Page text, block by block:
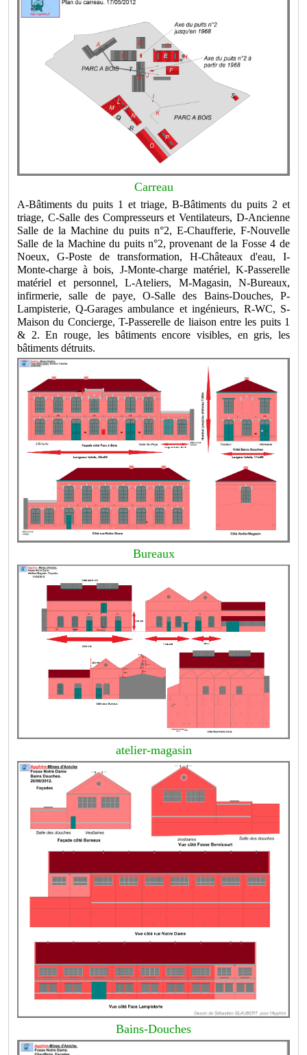
Carreau
A-Bâtiments du puits 1 et triage, B-Bâtiments du puits 2 et
triage, C-Salle des Compresseurs et Ventilateurs, D-Ancienne
Salle de la Machine du puits n°2, E-Chaufferie, F-Nouvelle
Salle de la Machine du puits n°2, provenant de la Fosse 4 de
Noeux, G-Poste de transformation, H-Châteaux d'eau, I-
Monte-charge à bois, J-Monte-charge matériel, K-Passerelle
matériel et personnel, L-Ateliers, M-Magasin, N-Bureaux,
infirmerie, salle de paye, O-Salle des Bains-Douches, P-
Lampisterie, Q-Garages ambulance et ingénieurs, R-WC, S-
Maison du Concierge, T-Passerelle de liaison entre les puits 1
& 2. En rouge, les bâtiments encore visibles, en gris, les
bâtiments détruits.
Bureaux
atelier-magasin
Bains-Douches